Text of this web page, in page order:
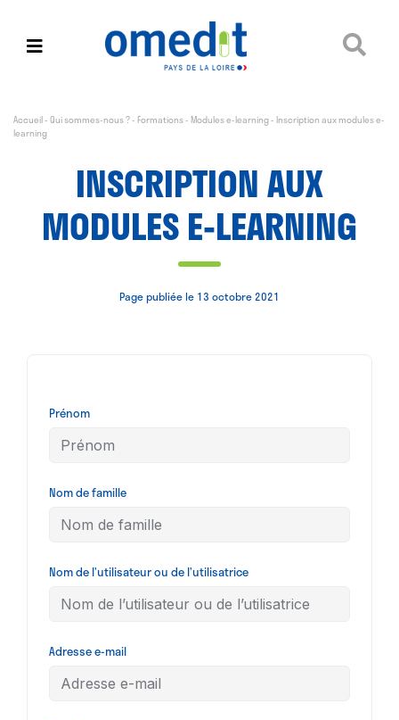
Accueil-Qui sommes-nous ?- Formations- Modules e-learning- Inscription aux modules e-
learning
INSCRIPTION AUX
MODULES E-LEARNING
Page publiée le 13 octobre 2021
Prénom
Nom de famille
Nom de l’utilisateur ou de l’utilisatrice
Adresse e-mail